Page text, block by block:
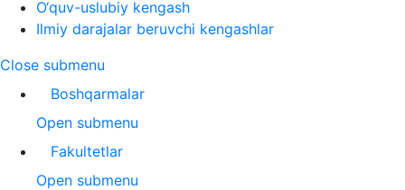
O‘quv-uslubiy kengash
Ilmiy darajalar beruvchi kengashlar
Close submenu
Boshqarmalar
Open submenu
Fakultetlar
Open submenu